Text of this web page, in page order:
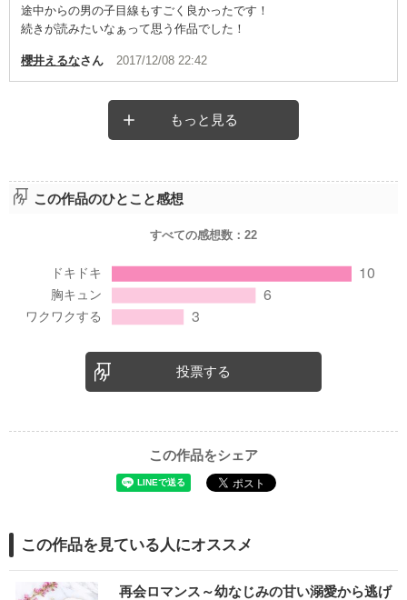
途中からの男の子目線もすごく良かったです！
続きが読みたいなぁって思う作品でした！
櫻井えるなさん 2017/12/08 22:42
もっと見る
この作品のひとこと感想
すべての感想数： 22
投票する
この作品をシェア
この作品を見ている人にオススメ
再会ロマンス～幼なじみの甘い溺愛から逃げ